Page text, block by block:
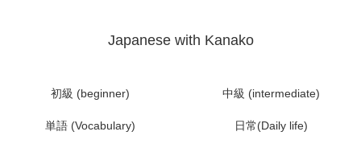
Japanese with Kanako
初級 (beginner) 中級 (intermediate)
単語 (Vocabulary) 日常(Daily life)